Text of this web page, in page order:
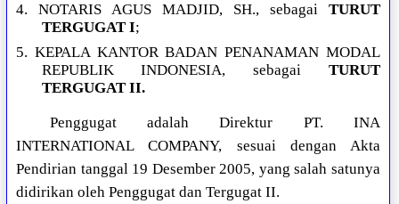
4. NOTARIS AGUS MADJID, SH., sebagai TURUT
TERGUGAT I;
5. KEPALA KANTOR BADAN PENANAMAN MODAL
REPUBLIK INDONESIA, sebagai TURUT
TERGUGAT II.
Penggugat adalah Direktur PT. INA
INTERNATIONAL COMPANY, sesuai dengan Akta
Pendirian tanggal 19 Desember 2005, yang salah satunya
didirikan oleh Penggugat dan Tergugat II.